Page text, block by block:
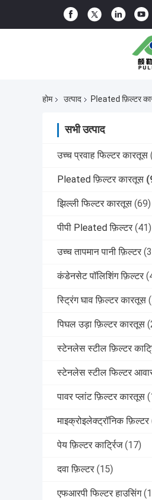
होम उत्पाद Pleated फ़िल्टर
सभी उत्पाद
उच्च प्रवाह फिल्टर कारतूस
Pleated फ़िल्टर कारतूस
झिल्ली फिल्टर कारतूस (69)
पीपी Pleated फ़िल्टर (41)
उच्च तापमान पानी फ़िल्टर
कंडेनसेट पॉलिशिंग फ़िल्टर
स्ट्रिंग घाव फ़िल्टर कारतूस
पिघल उड़ा फ़िल्टर कारतूस
स्टेनलेस स्टील फ़िल्टर
स्टेनलेस स्टील फिल्टर
पावर प्लांट फ़िल्टर कारतूस
माइक्रोइलेक्ट्रॉनिक फ़िल्टर
पेय फ़िल्टर कार्ट्रिज (17)
दवा फ़िल्टर (15)
एफआरपी फिल्टर हाउसिंग